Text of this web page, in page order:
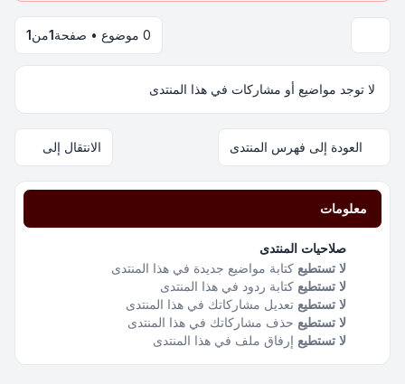
0 موضوع • صفحة 1من1
لا توجد مواضيع أو مشاركات في هذا المنتدى
العودة إلى فهرس المنتدى الانتقال إلى
معلومات
صلاحيات المنتدى
لا تستطيع كتابة مواضيع جديدة في هذا المنتدى
لا تستطيع كتابة ردود في هذا المنتدى
لا تستطيع تعديل مشاركاتك في هذا المنتدى
لا تستطيع حذف مشاركاتك في هذا المنتدى
لا تستطيع إرفاق ملف في هذا المنتدى